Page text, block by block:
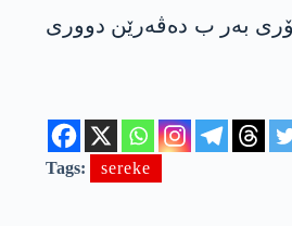
بەر ب دەڤەرێن دووری
Tags: sereke